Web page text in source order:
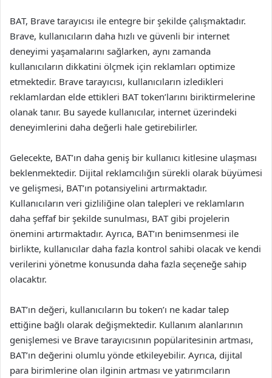
BAT, Brave tarayıcısı ile entegre bir şekilde çalışmaktadır.
Brave, kullanıcıların daha hızlı ve güvenli bir internet
deneyimi yaşamalarını sağlarken, aynı zamanda
kullanıcıların dikkatini ölçmek için reklamları optimize
etmektedir. Brave tarayıcısı, kullanıcıların izledikleri
reklamlardan elde ettikleri BAT token’larını biriktirmelerine
olanak tanır. Bu sayede kullanıcılar, internet üzerindeki
deneyimlerini daha değerli hale getirebilirler.
Gelecekte, BAT’ın daha geniş bir kullanıcı kitlesine ulaşması
beklenmektedir. Dijital reklamcılığın sürekli olarak büyümesi
ve gelişmesi, BAT’ın potansiyelini artırmaktadır.
Kullanıcıların veri gizliliğine olan talepleri ve reklamların
daha şeffaf bir şekilde sunulması, BAT gibi projelerin
önemini artırmaktadır. Ayrıca, BAT’ın benimsenmesi ile
birlikte, kullanıcılar daha fazla kontrol sahibi olacak ve kendi
verilerini yönetme konusunda daha fazla seçeneğe sahip
olacaktır.
BAT’ın değeri, kullanıcıların bu token’ı ne kadar talep
ettiğine bağlı olarak değişmektedir. Kullanım alanlarının
genişlemesi ve Brave tarayıcısının popülaritesinin artması,
BAT’ın değerini olumlu yönde etkileyebilir. Ayrıca, dijital
para birimlerine olan ilginin artması ve yatırımcıların